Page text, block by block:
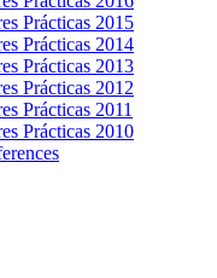
Prácticas 2015
Prácticas 2014
Prácticas 2013
Prácticas 2012
Prácticas 2011
Prácticas 2010